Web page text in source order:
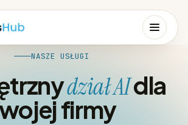
NASZE USŁUGI
dział AIdla
firmy